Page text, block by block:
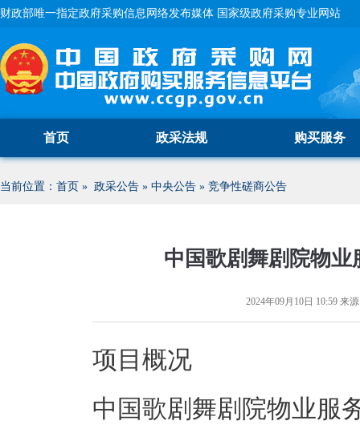
财政部唯一指定政府采购信息网络发布媒体 国家级政府采购专业网站
首页 政采法规 购买服务
当前位置： 首页 » 政采公告 » 中央公告 » 竞争性磋商公告
中国歌剧舞剧院物
2024年09月10日 10:59 来
项目概况
中国歌剧舞剧院物业服